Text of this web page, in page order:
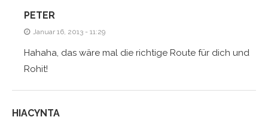
PETER
Januar 16, 2013 - 11:29
Hahaha, das wäre mal die richtige Route für dich und
Rohit!
HIACYNTA